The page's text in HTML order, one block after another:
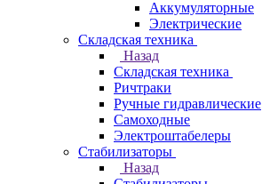
Аккумуляторные
Электрические
Складская техника
Назад
Складская техника
Ричтраки
Ручные гидравлические
Самоходные
Электроштабелеры
Стабилизаторы
Назад